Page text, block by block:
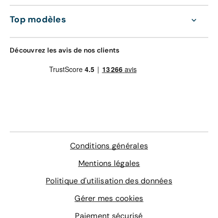
Contrôle technique
En savoir plus
Gravage des vitres
4 sur-tapis sur mesure
jusqu'à vous.
Délai de livraison à domicile : 24 heures
Livraison en agence
Agence de livraison
Choisissez une agence
Délai de livraison en agence : 24 heures
Top modèles
Découvrez les avis de nos clients
Conditions générales
Mentions légales
Politique d'utilisation des données
Gérer mes cookies
Paiement sécurisé